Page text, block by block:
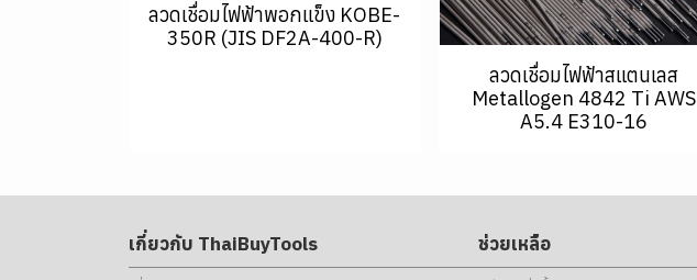
ลวดเชื่อมไฟฟ้าพอกแข็ง KOBE-
350R (JIS DF2A-400-R)
ลวดเชื่อมไฟฟ้าสแตนเลส
Metallogen 4842 Ti AWS
A5.4 E310-16
เกี่ยวกับ ThaiBuyTools ช่วยเหลือ